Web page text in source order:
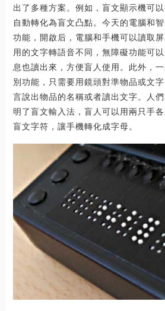
出了多種方案。例如，盲文顯示機可
自動轉化為盲文凸點。今天的電腦和
功能，開啟后，電腦和手機可以讀取
用的文字轉語音不同，無障礙功能可
息也讀出來，方便盲人使用。此外，
別功能，只需要用鏡頭對準物品或文
言說出物品的名稱或者讀出文字。人
明了盲文輸入法，盲人可以用兩只手
盲文字符，讓手機轉化成字母。